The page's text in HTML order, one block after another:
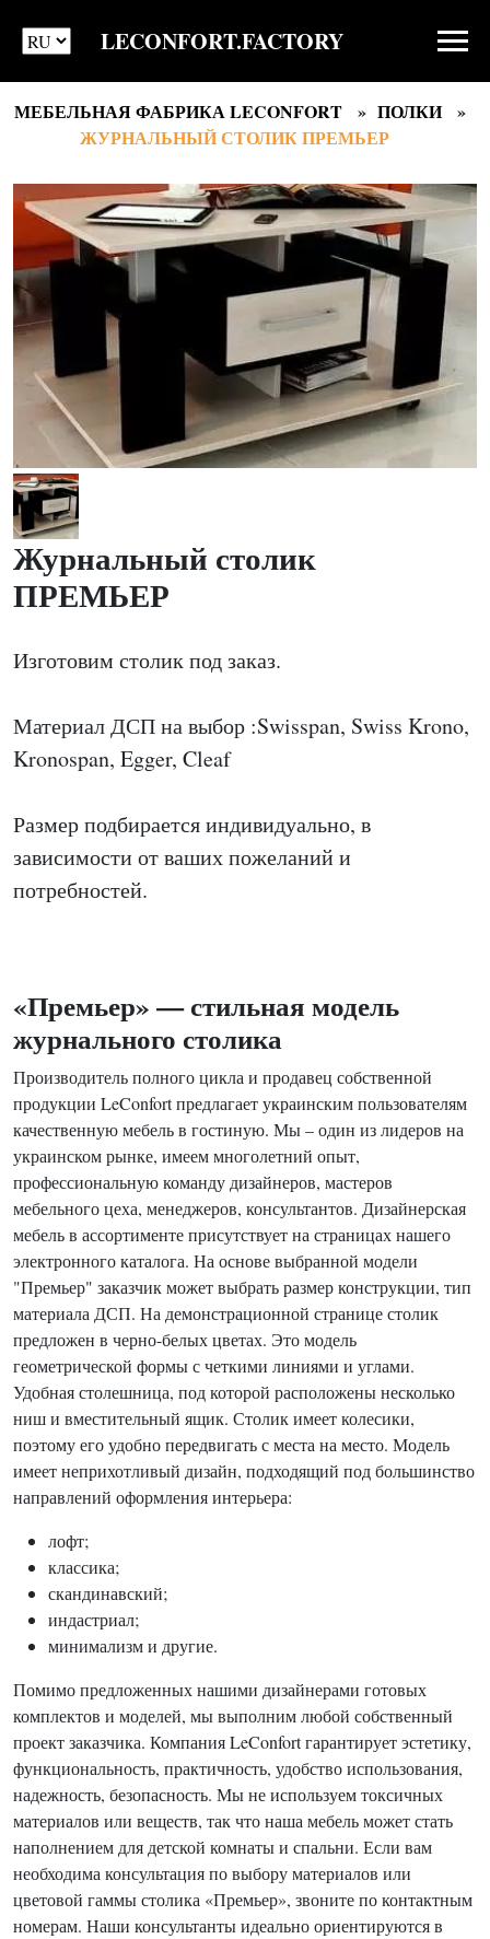
LECONFORT.FACTORY
МЕБЕЛЬНАЯ ФАБРИКА LECONFORT
ПОЛКИ
ЖУРНАЛЬНЫЙ СТОЛИК ПРЕМЬЕР
Журнальный столик
ПРЕМЬЕР
Изготовим столик под заказ.
Материал ДСП на выбор :Swisspan, Swiss Krono,
Kronospan, Egger, Cleaf
Размер подбирается индивидуально, в
зависимости от ваших пожеланий и
потребностей.
«Премьер» — стильная модель
журнального столика
Производитель полного цикла и продавец собственной
продукции LeConfort предлагает украинским пользователям
качественную мебель в гостиную. Мы – один из лидеров на
украинском рынке, имеем многолетний опыт,
профессиональную команду дизайнеров, мастеров
мебельного цеха, менеджеров, консультантов. Дизайнерская
мебель в ассортименте присутствует на страницах нашего
электронного каталога. На основе выбранной модели
"Премьер" заказчик может выбрать размер конструкции, тип
материала ДСП. На демонстрационной странице столик
предложен в черно-белых цветах. Это модель
геометрической формы с четкими линиями и углами.
Удобная столешница, под которой расположены несколько
ниш и вместительный ящик. Столик имеет колесики,
поэтому его удобно передвигать с места на место. Модель
имеет неприхотливый дизайн, подходящий под большинство
направлений оформления интерьера:
лофт;
классика;
скандинавский;
индастриал;
минимализм и другие.
Помимо предложенных нашими дизайнерами готовых
комплектов и моделей, мы выполним любой собственный
проект заказчика. Компания LeConfort гарантирует эстетику,
функциональность, практичность, удобство использования,
надежность, безопасность. Мы не используем токсичных
материалов или веществ, так что наша мебель может стать
наполнением для детской комнаты и спальни. Если вам
необходима консультация по выбору материалов или
цветовой гаммы столика «Премьер», звоните по контактным
номерам. Наши консультанты идеально ориентируются в